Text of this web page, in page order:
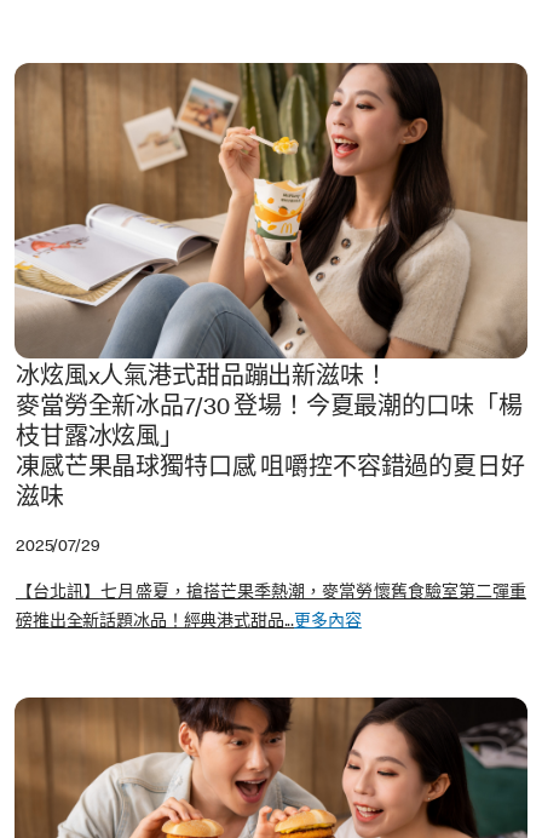
冰炫風x人氣港式甜品蹦出新滋味！
麥當勞全新冰品7/30 登場！今夏最潮的口味「楊
枝甘露冰炫風」
凍感芒果晶球獨特口感 咀嚼控不容錯過的夏日好
滋味
2025/07/29
【台北訊】七月盛夏，搶搭芒果季熱潮，麥當勞懷舊食驗室第二彈重
磅推出全新話題冰品！經典港式甜品...更多內容